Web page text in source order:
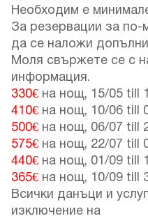
Необходим е
За резервации за
да се наложи
Моля свържете се с
информация.
330€ на нощ, 15/05 till
410€ на нощ, 10/06 till
500€ на нощ, 06/07 till
575€ на нощ, 22/07 till
440€ на нощ, 01/09 till
365€ на нощ, 10/09 till
Всички данъци и
изключение на